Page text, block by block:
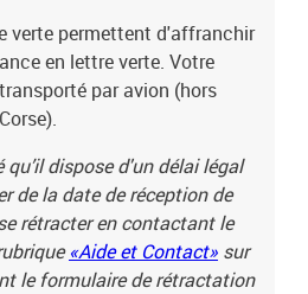
verte permettent d'affranchir
en lettre verte. Votre
par avion (hors
dispose d'un délai légal
de la date de réception de
rétracter en contactant le
«Aide et Contact» sur
le formulaire de rétractation